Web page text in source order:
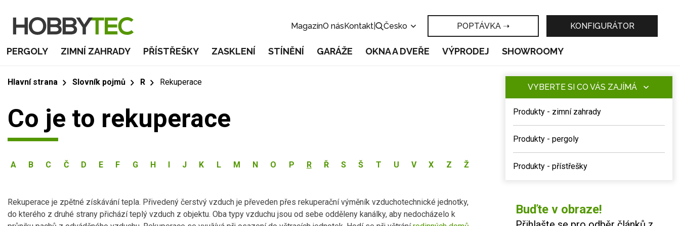
MagazínO násKontakt Česko POPTÁVKA ➝ KONFIGURÁTOR
PERGOLY ZIMNÍ ZAHRADY PŘÍSTŘEŠKY ZASKLENÍ STÍNĚNÍ GARÁŽE OKNA A DVEŘE VÝPRODEJ SHOWROOMY
VYBERTE SI CO VÁS ZAJÍMÁ
Produkty - zimní zahrady
Produkty - pergoly
Produkty - přístřešky
Buďte v obraze!
Hlavní strana Slovník pojmů R Rekuperace
Co je to rekuperace
A B C Č D E F G H I J K L M N O P R Ř S Š T U V X Z Ž
Rekuperace je zpětné získávání tepla. Přivedený čerstvý vzduch je převeden přes rekuperační výměník vzduchotechnické jednotky,
do kterého z druhé strany přichází teplý vzduch z objektu. Oba typy vzduchu jsou od sebe odděleny kanálky, aby nedocházelo k